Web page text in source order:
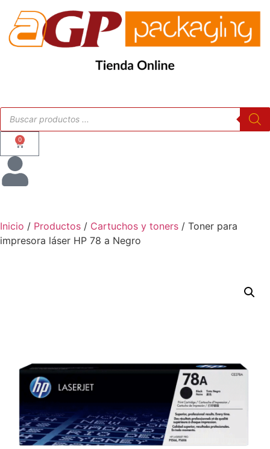
0
Inicio / Productos / Cartuchos y toners / Toner para
impresora láser HP 78 a Negro